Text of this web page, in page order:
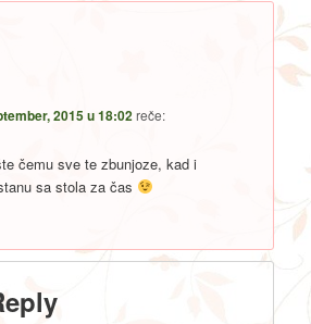
2015 u 18:02reče:
čemu sve te zbunjoze, kad i
sa stola za čas